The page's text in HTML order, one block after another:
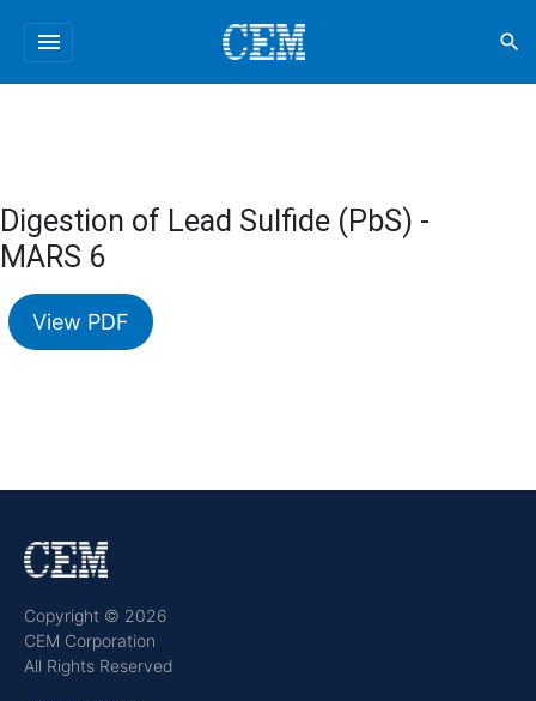
menu search
Digestion of Lead Sulfide (PbS) -
MARS 6
View PDF
Copyright © 2026
CEM Corporation
All Rights Reserved